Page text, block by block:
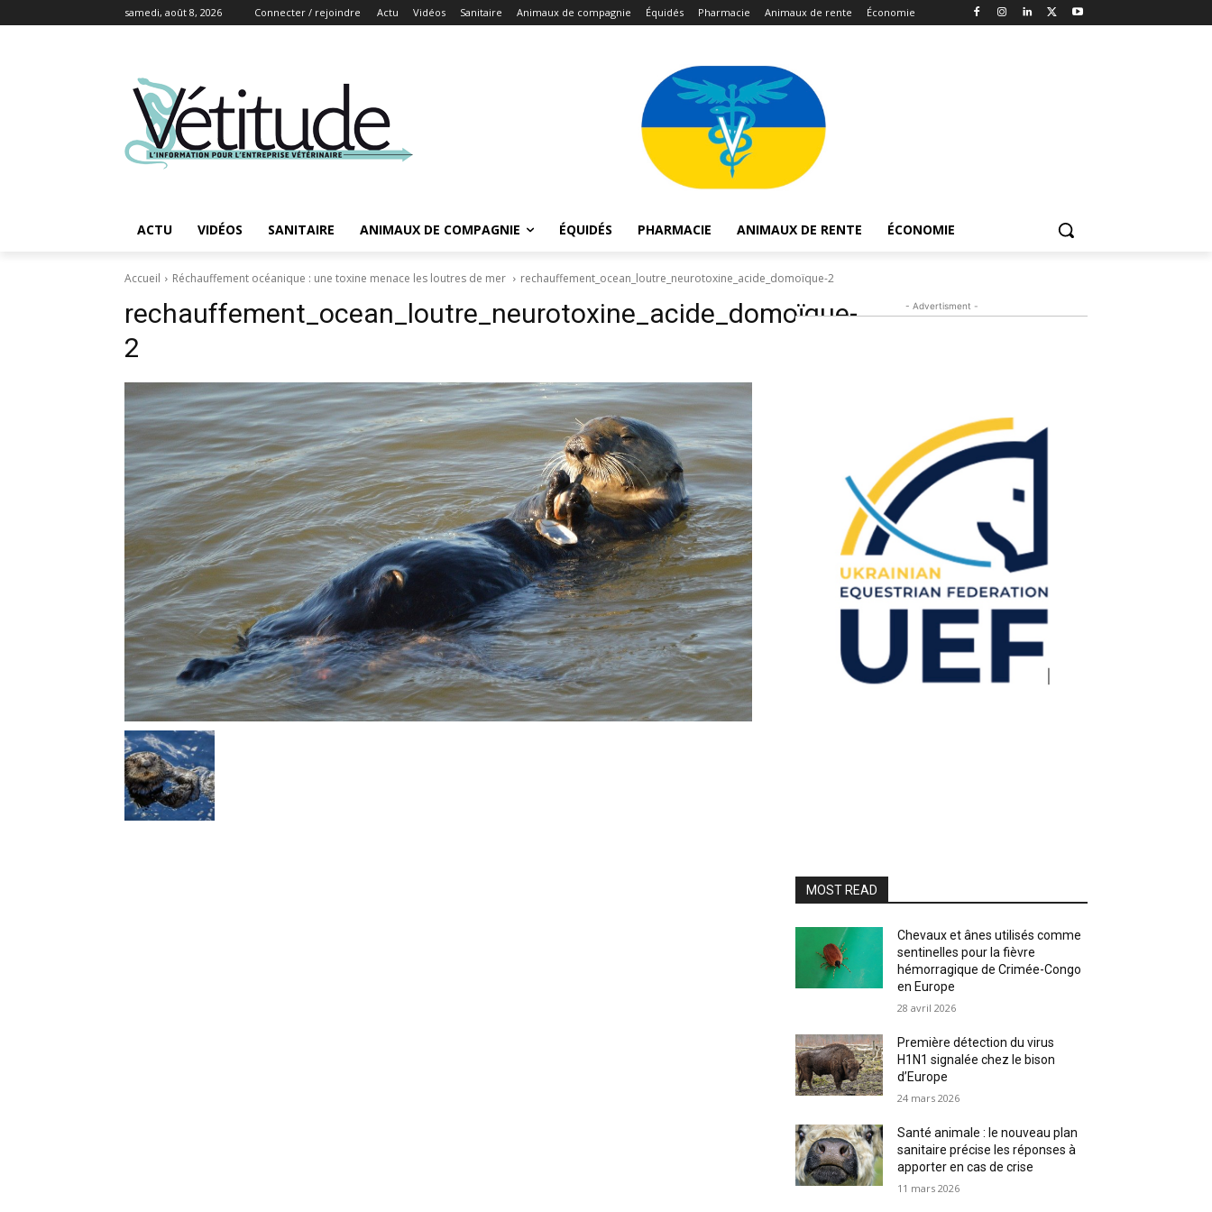
samedi, août 8, 2026 Connecter / rejoindre Actu Vidéos Sanitaire Animaux de compagnie Équidés Pharmacie Animaux de rente Économie
ACTU VIDÉOS SANITAIRE ANIMAUX DE COMPAGNIE ÉQUIDÉS PHARMACIE ANIMAUX DE RENTE ÉCONOMIE
Accueil Réchauffement océanique : une toxine menace les loutres de mer rechauffement_ocean_loutre_neurotoxine_acide_domoïque-2
rechauffement_ocean_loutre_neurotoxine_acide_domoïque-
2
- Advertisment -
MOST READ
Chevaux et ânes utilisés comme
sentinelles pour la fièvre
hémorragique de Crimée-Congo
en Europe
28 avril 2026
Première détection du virus
H1N1 signalée chez le bison
d’Europe
24 mars 2026
Santé animale : le nouveau plan
sanitaire précise les réponses à
apporter en cas de crise
11 mars 2026